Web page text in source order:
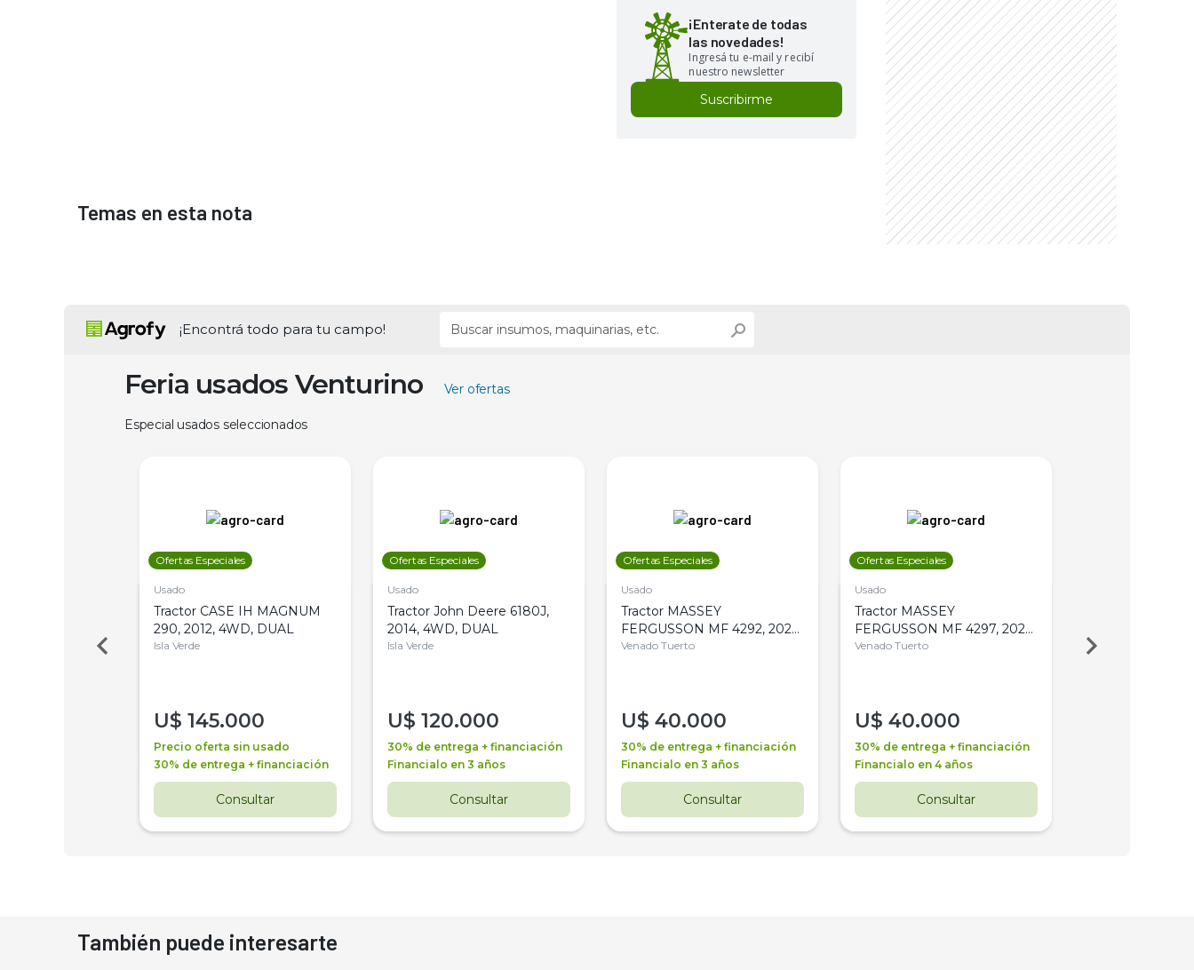
¡Enterate de todas
las novedades!
Ingresá tu e-mail y recibí
nuestro newsletter
Suscribirme
Temas en esta nota
¡Encontrá todo para tu campo!
Feria usados Venturino Ver ofertas
Especial usados seleccionados
Ofertas Especiales
Usado
Tractor CASE IH MAGNUM
290, 2012, 4WD, DUAL
Isla Verde
U$ 145.000
Precio oferta sin usado
30% de entrega + financiación
Consultar
Ofertas Especiales
Usado
Tractor John Deere 6180J,
2014, 4WD, DUAL
Isla Verde
U$ 120.000
30% de entrega + financiación
Financialo en 3 años
Consultar
Ofertas Especiales
Usado
Tractor MASSEY
FERGUSSON MF 4292, 2020,
4WD, PATON
Venado Tuerto
U$ 40.000
30% de entrega + financiación
Financialo en 3 años
Consultar
Ofertas Especiales
Usado
Tractor MASSEY
FERGUSSON MF 4297, 2020,
4WD, PATON
Venado Tuerto
U$ 40.000
30% de entrega + financiación
Financialo en 4 años
Consultar
Venado Tuerto
También puede interesarte